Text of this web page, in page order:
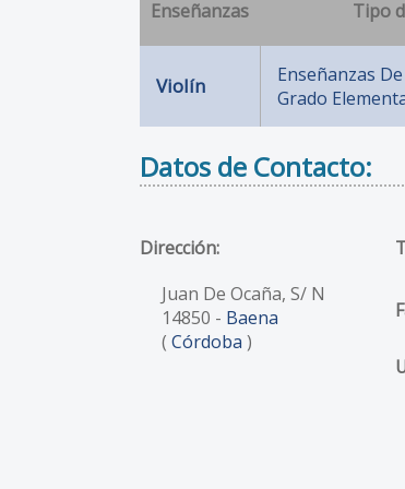
Enseñanzas Tipo
Violín
Enseñanzas
Grado
Datos de Contacto:
Dirección:
Juan De Ocaña, S/ N
14850 - Baena
( Córdoba )